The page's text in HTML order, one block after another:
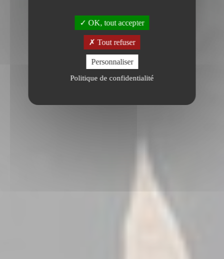
OK, tout accepter
Tout refuser
Personnaliser
Politique de confidentialité